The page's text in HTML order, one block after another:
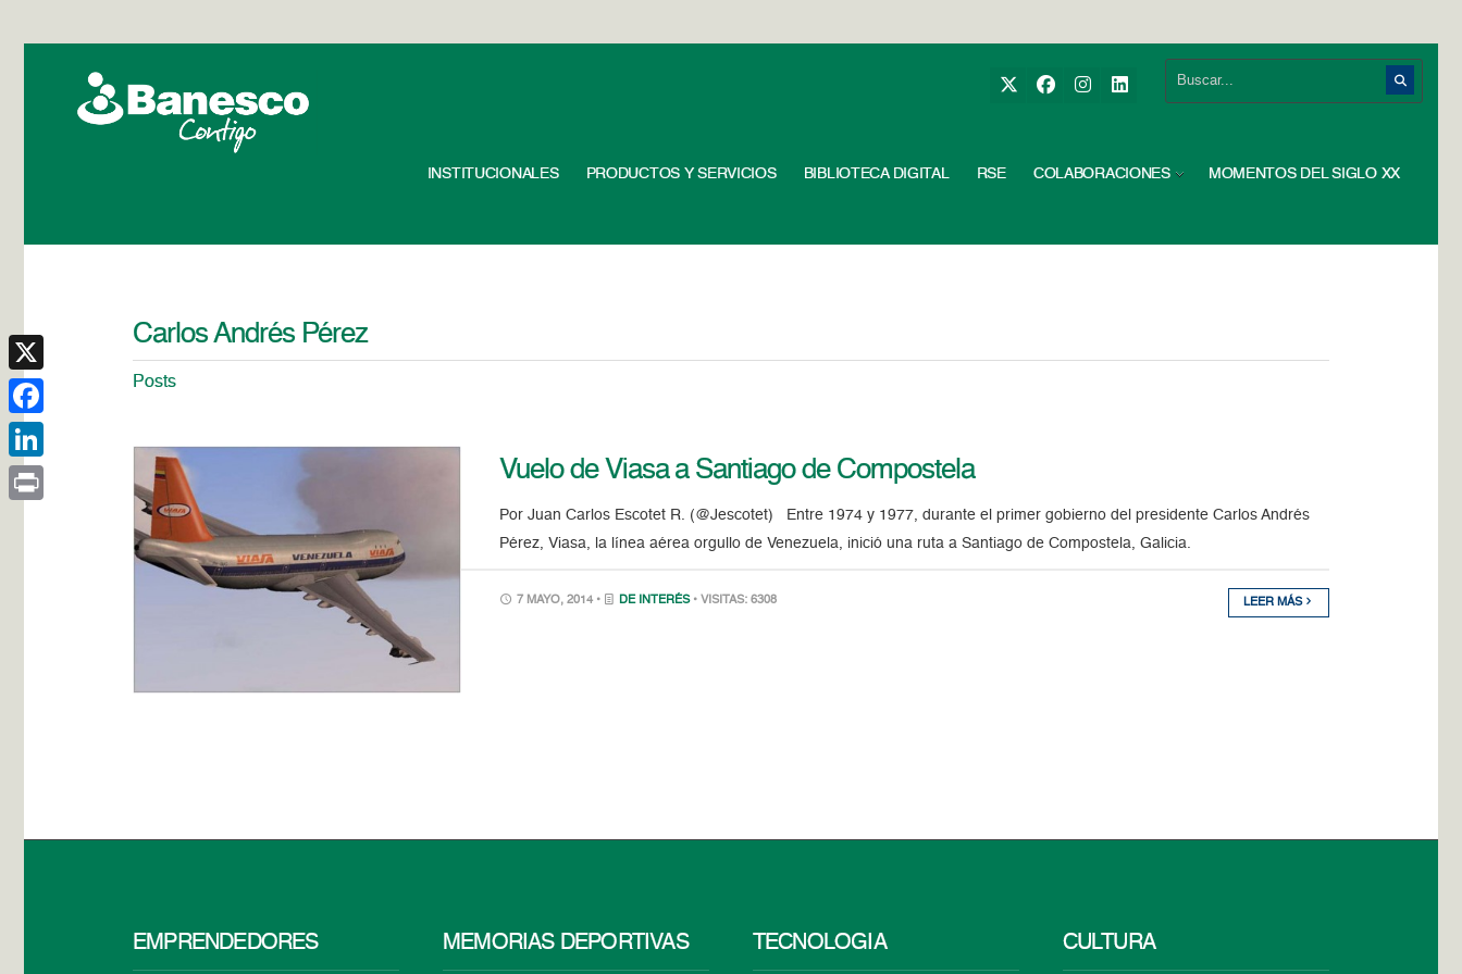
INSTITUCIONALES PRODUCTOS Y SERVICIOS BIBLIOTECA DIGITAL RSE COLABORACIONES MOMENTOS DEL SIGLO XX
Carlos Andrés Pérez
Posts
Vuelo de Viasa a Santiago de Compostela
Por Juan Carlos Escotet R. (@Jescotet) Entre 1974 y 1977, durante el primer gobierno del presidente Carlos Andrés
Pérez, Viasa, la línea aérea orgullo de Venezuela, inició una ruta a Santiago de Compostela, Galicia.
7 MAYO, 2014 • DE INTERÉS • VISITAS: 6308 LEER MÁS
EMPRENDEDORES MEMORIAS DEPORTIVAS TECNOLOGÍA CULTURA
X
Facebook
LinkedIn